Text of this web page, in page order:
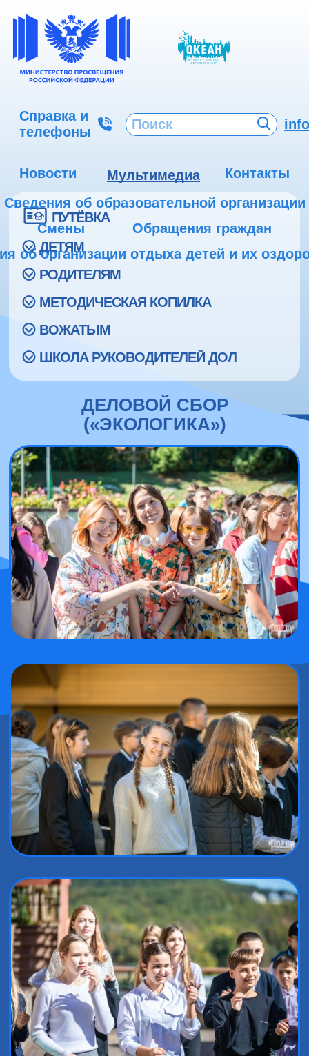
Справка и
телефоны
Новости Мультимедиа
Контакты
Сведения об образовательной организации
Смены
Обращения граждан
об организации отдыха детей и их
ПУТЁВКА
ДЕТЯМ
РОДИТЕЛЯМ
МЕТОДИЧЕСКАЯ КОПИЛКА
ВОЖАТЫМ
ШКОЛА РУКОВОДИТЕЛЕЙ ДОЛ
ДЕЛОВОЙ СБОР
(«ЭКОЛОГИКА»)